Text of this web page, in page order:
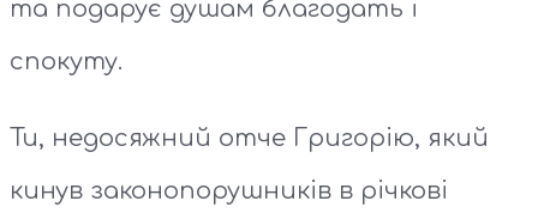
та подарує душам благодать і
спокуту.
Ти, недосяжний отче Григорію, який
кинув законопорушників в річкові